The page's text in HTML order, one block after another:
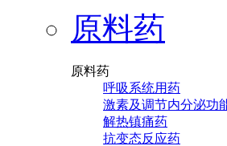
原料药
原料药
呼吸系统用药
激素及调节内分泌功
解热镇痛药
抗变态反应药